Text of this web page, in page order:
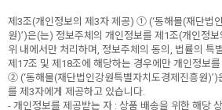
제3조(개인정보의 제3자 제공) ① (‘동해몰(재단법
원)’)은(는) 정보주체의 개인정보를 제1조(개인정
위 내에서만 처리하며, 정보주체의 동의, 법률의 특
제17조 및 제18조에 해당하는 경우에만 개인정보
② (‘동해몰(재단법인강원특별자치도경제진흥원)’)
를 제3자에게 제공하고 있습니다.
- 개인정보를 제공받는 자 : 상품 배송을 위한 해당